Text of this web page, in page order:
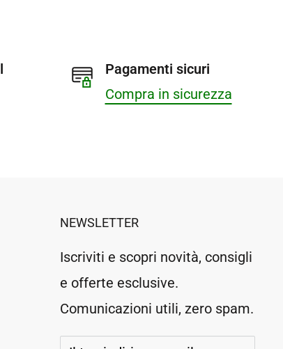
Pagamenti sicuri
Compra in sicurezza
NEWSLETTER
Iscriviti e scopri novità, consigli
e offerte esclusive.
Comunicazioni utili, zero spam.